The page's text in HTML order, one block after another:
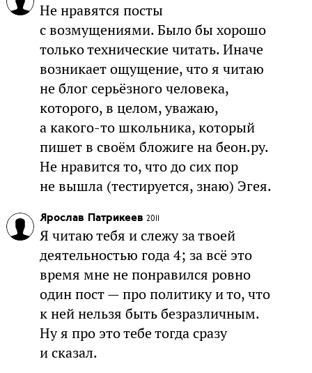
Не нравятся посты
с возмущениями. Было бы хорошо
только технические читать. Иначе
возникает ощущение, что я читаю
не блог серьёзного человека,
которого, в целом, уважаю,
а какого-то школьника, который
пишет в своём бложиге на беон.ру.
Не нравится то, что до сих пор
не вышла (тестируется, знаю) Эгея.
Ярослав Патрикеев 2011
Я читаю тебя и слежу за твоей
деятельностью года 4; за всё это
время мне не понравился ровно
один пост — про политику и то, что
к ней нельзя быть безразличным.
Ну я про это тебе тогда сразу
и сказал.